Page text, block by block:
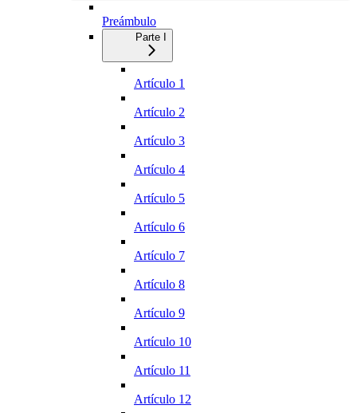
Preámbulo
Parte I
Artículo 1
Artículo 2
Artículo 3
Artículo 4
Artículo 5
Artículo 6
Artículo 7
Artículo 8
Artículo 9
Artículo 10
Artículo 11
Artículo 12